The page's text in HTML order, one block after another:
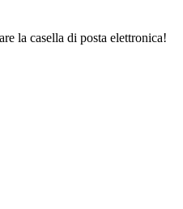
la casella di posta elettronica!